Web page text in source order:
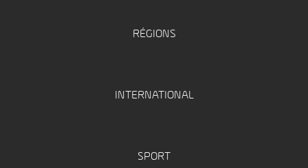
RÉGIONS
INTERNATIONAL
SPORT